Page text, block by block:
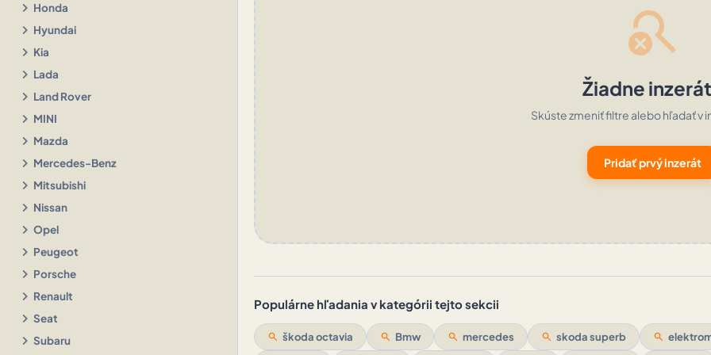
chevron_right Honda
chevron_right Hyundai
chevron_right Kia
chevron_right Lada
chevron_right Land Rover
chevron_right MINI
chevron_right Mazda
chevron_right Mercedes-Benz
chevron_right Mitsubishi
chevron_right Nissan
chevron_right Opel
chevron_right Peugeot
chevron_right Porsche
chevron_right Renault
chevron_right Seat
chevron_right Subaru
search_off
Žiadne
Skúste zmeniť filtre alebo hľadať v
Pridať prvý inzerát
Populárne hľadania v kategórii tejto sekcii
search škoda octavia search Bmw search mercedes search skoda superb search